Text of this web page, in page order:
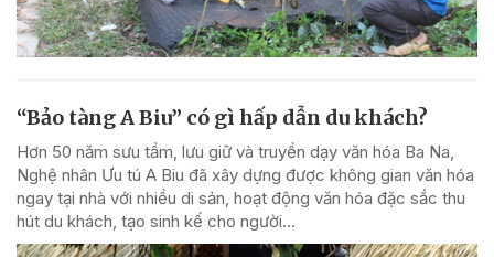
“Bảo tàng A Biu” có gì hấp dẫn du khách?
Hơn 50 năm sưu tầm, lưu giữ và truyền dạy văn hóa Ba Na,
Nghệ nhân Ưu tú A Biu đã xây dựng được không gian văn hóa
ngay tại nhà với nhiều di sản, hoạt động văn hóa đặc sắc thu
hút du khách, tạo sinh kế cho người...